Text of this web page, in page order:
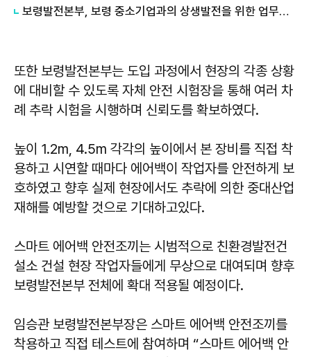
보령발전본부, 보령 중소기업과의 상생발전을 위한 업무협약 시행
또한 보령발전본부는 도입 과정에서 현장의 각종 상황
에 대비할 수 있도록 자체 안전 시험장을 통해 여러 차
례 추락 시험을 시행하며 신뢰도를 확보하였다.
높이 1.2m, 4.5m 각각의 높이에서 본 장비를 직접 착
용하고 시연할 때마다 에어백이 작업자를 안전하게 보
호하였고 향후 실제 현장에서도 추락에 의한 중대산업
재해를 예방할 것으로 기대하고있다.
스마트 에어백 안전조끼는 시범적으로 친환경발전건
설소 건설 현장 작업자들에게 무상으로 대여되며 향후
보령발전본부 전체에 확대 적용될 예정이다.
임승관 보령발전본부장은 스마트 에어백 안전조끼를
착용하고 직접 테스트에 참여하며 “스마트 에어백 안